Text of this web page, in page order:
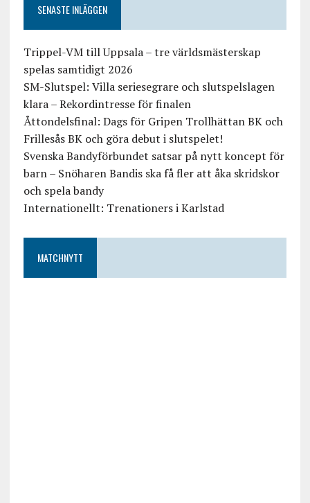
SENASTE INLÄGGEN
Trippel-VM till Uppsala – tre världsmästerskap
spelas samtidigt 2026
SM-Slutspel: Villa seriesegrare och slutspelslagen
klara – Rekordintresse för finalen
Åttondelsfinal: Dags för Gripen Trollhättan BK och
Frillesås BK och göra debut i slutspelet!
Svenska Bandyförbundet satsar på nytt koncept för
barn – Snöharen Bandis ska få fler att åka skridskor
och spela bandy
Internationellt: Trenationers i Karlstad
MATCHNYTT